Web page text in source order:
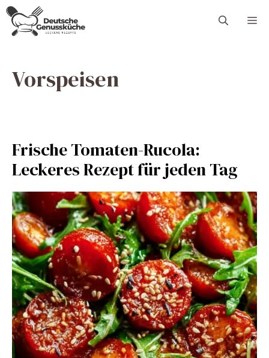
Skip
content
Vorspeisen
Frische Tomaten-Rucola:
Leckeres Rezept für jeden Tag